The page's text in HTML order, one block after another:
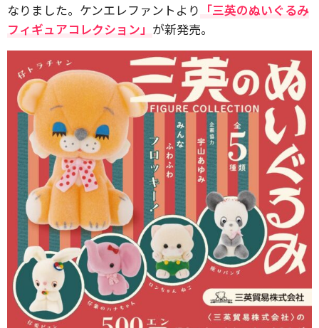
なりました。ケンエレファントより 「三英のぬいぐるみ
フィギュアコレクション」 が新発売。